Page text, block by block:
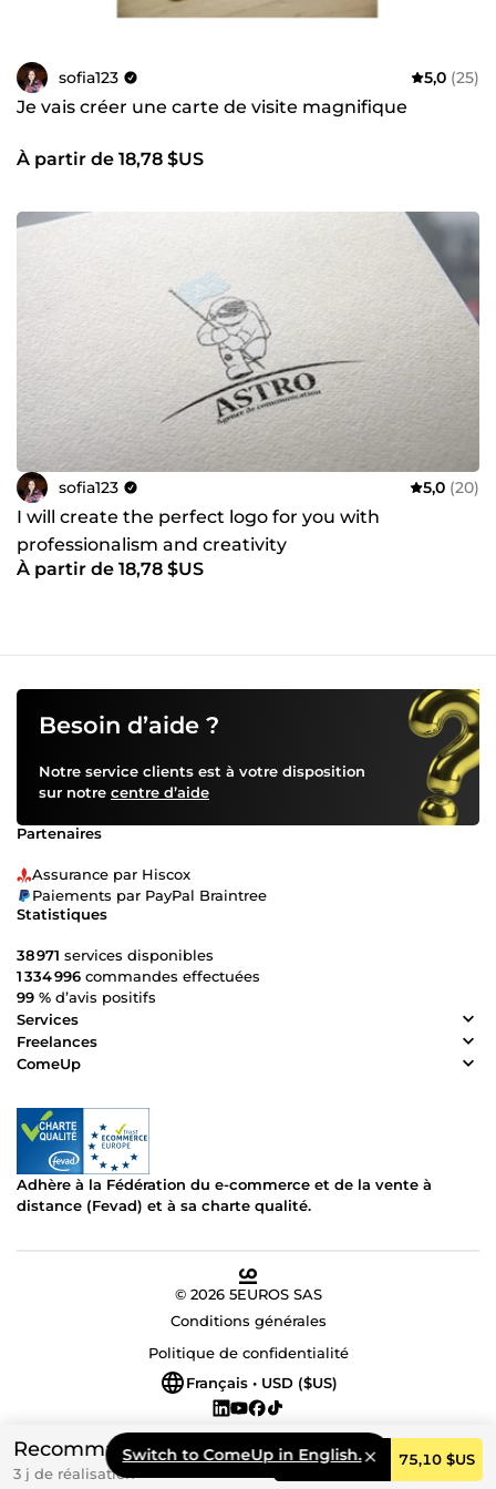
Recommandé
3 j de réalisation
Commander 75,10 $US
sofia123 5,0 (25)
Je vais créer une carte de visite magnifique
À partir de 18,78 $US
sofia123 5,0 (20)
I will create the perfect logo for you with
professionalism and creativity
À partir de 18,78 $US
Switch to ComeUp in English.
Besoin d’aide ?
Notre service clients est à votre disposition
sur notre centre d’aide
Partenaires
Assurance par Hiscox
Paiements par PayPal Braintree
Statistiques
38 971 services disponibles
1 334 996 commandes effectuées
99 % d’avis positifs
Services
Freelances
ComeUp
Adhère à la Fédération du e-commerce et de la vente à
distance (Fevad) et à sa charte qualité.
© 2026 5EUROS SAS
Conditions générales
Politique de confidentialité
Français • USD ($US)